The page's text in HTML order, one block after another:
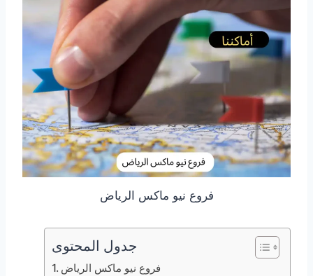
فروع نيو ماكس الرياض
جدول المحتوى
فروع نيو ماكس الرياض